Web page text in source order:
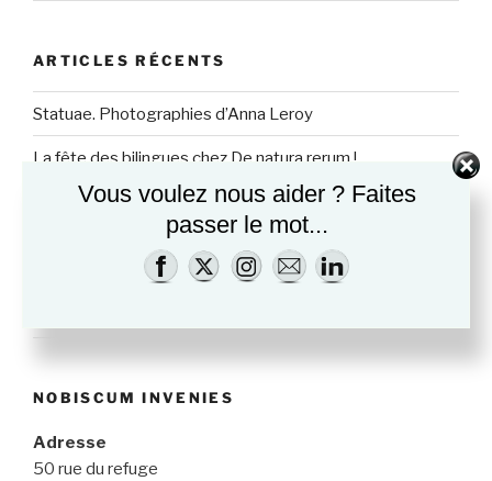
ARTICLES RÉCENTS
Statuae. Photographies d’Anna Leroy
La fête des bilingues chez De natura rerum !
Un stage libraire assistant pendant l’été à Arles ?
Les Egyptiens d’Asimov, dessins de Benjamin Van
NOBISCUM INVENIES
Adresse
50 rue du refuge
Vous voulez nous aider ? Faites
passer le mot...